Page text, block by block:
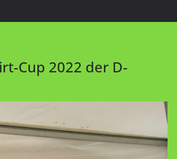
Cup 2022 der D-